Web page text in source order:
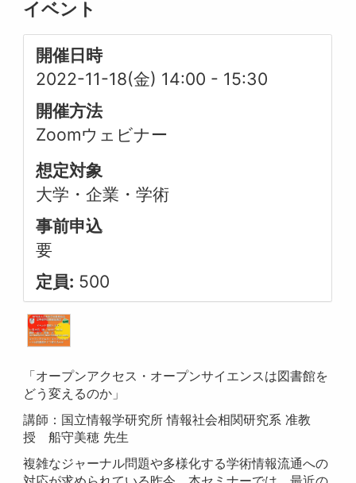
イベント
開催日時
2022-11-18(金) 14:00 - 15:30
開催方法
Zoomウェビナー
想定対象
大学・企業・学術
事前申込
要
定員: 500
「オープンアクセス・オープンサイエンスは図書館を
どう変えるのか」
講師：国立情報学研究所 情報社会相関研究系 准教
授 船守美穂 先生
複雑なジャーナル問題や多様化する学術情報流通への